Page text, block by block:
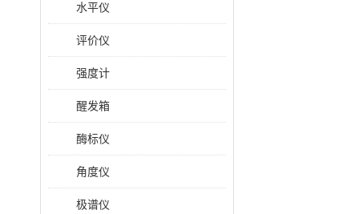
水平仪
评价仪
强度计
醒发箱
酶标仪
角度仪
极谱仪